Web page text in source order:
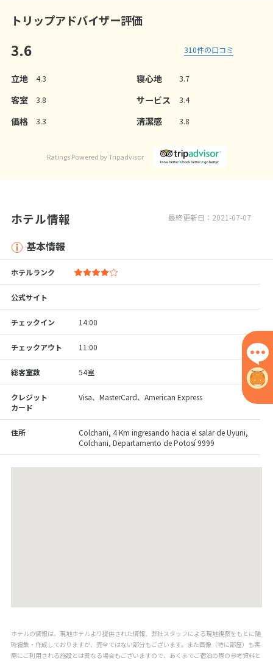
トリップアドバイザー評価
3.6 310件の口コミ
立地 4.3 寝心地 3.7
客室 3.8 サービス 3.4
価格 3.3 清潔感 3.8
Ratings Powered by Tripadvisor
最終更新日：2021-07-07
ホテル情報
基本情報
ホテルランク
公式サイト
チェックイン 14:00
チェックアウト 11:00
総客室数 54室
クレジット
カード
Visa、MasterCard、American Express
住所
Colchani, 4 Km ingresando hacia el salar de Uyuni,
Colchani, Departamento de Potosí 9999
ホテルの情報は、現地ホテルより提供された情報、弊社スタッフによる現地視察をもとに随
時編集・作成しておりますが、完全ではない部分もございます。また画像（特に部屋）も実
際にご利用される施設とは異なる場合もございますので、あくまでご宿泊の際の参考資料と